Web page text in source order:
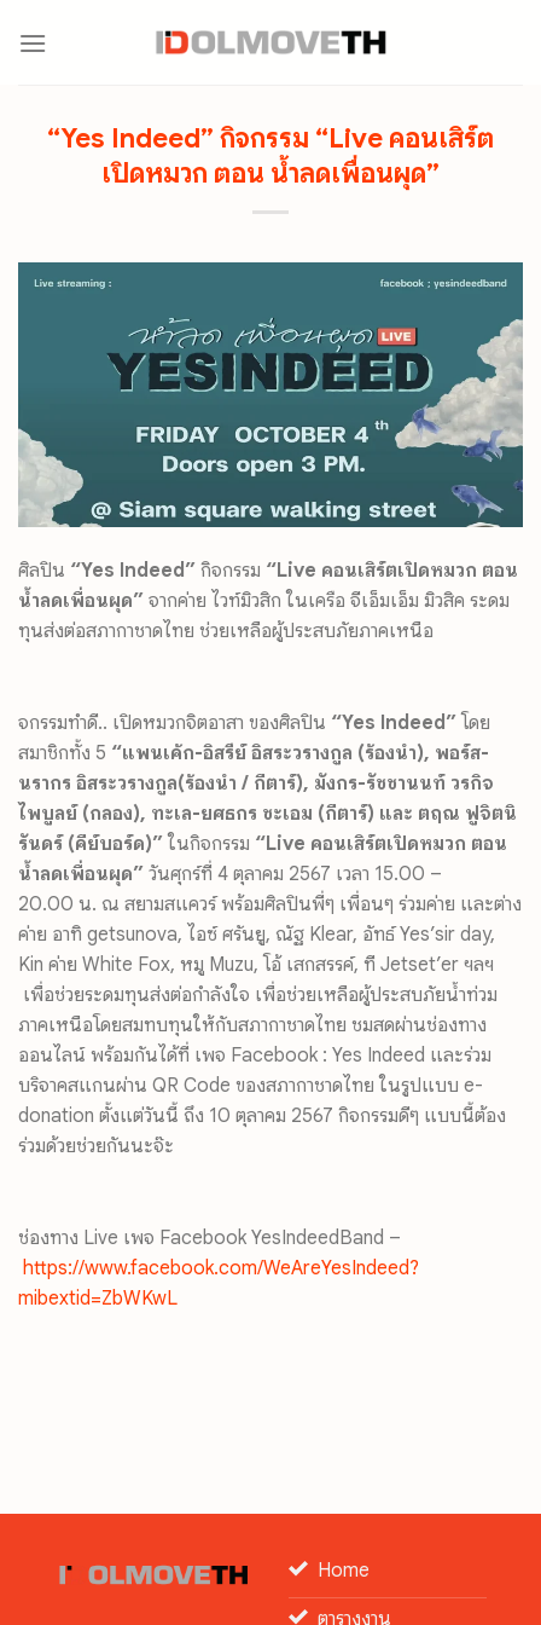
“Yes Indeed” กิจกรรม “Live คอนเสิร์ต
เปิดหมวก ตอน น้ำลดเพื่อนผุด”
ศิลปิน “Yes Indeed” กิจกรรม “Live คอนเสิร์ตเปิดหมวก ตอน
น้ำลดเพื่อนผุด” จากค่าย ไวท์มิวสิก ในเครือ จีเอ็มเอ็ม มิวสิค ระดม
ทุนส่งต่อสภากาชาดไทย ช่วยเหลือผู้ประสบภัยภาคเหนือ
จกรรมทำดี.. เปิดหมวกจิตอาสา ของศิลปิน “Yes Indeed” โดย
สมาชิกทั้ง 5 “แพนเค้ก-อิสรีย์ อิสระวรางกูล (ร้องนำ), พอร์ส-
นรากร อิสระวรางกูล(ร้องนำ / กีตาร์), มังกร-รัชชานนท์ วรกิจ
ไพบูลย์ (กลอง), ทะเล-ยศธกร ชะเอม (กีตาร์) และ ตฤณ ฟูจิตนิ
รันดร์ (คีย์บอร์ด)” ในกิจกรรม “Live คอนเสิร์ตเปิดหมวก ตอน
น้ำลดเพื่อนผุด” วันศุกร์ที่ 4 ตุลาคม 2567 เวลา 15.00 –
20.00 น. ณ สยามสแควร์ พร้อมศิลปินพี่ๆ เพื่อนๆ ร่วมค่าย และต่าง
ค่าย อาทิ getsunova, ไอซ์ ศรันยู, ณัฐ Klear, อัทธ์Yes’sir day,
Kin ค่าย White Fox, หมู Muzu, โอ้ เสกสรรค์, ที Jetset’er ฯลฯ
เพื่อช่วยระดมทุนส่งต่อกำลังใจ เพื่อช่วยเหลือผู้ประสบภัยน้ำท่วม
ภาคเหนือโดยสมทบทุนให้กับสภากาชาดไทย ชมสดผ่านช่องทาง
ออนไลน์ พร้อมกันได้ที่ เพจ Facebook : Yes Indeed และร่วม
บริจาคสแกนผ่าน QR Code ของสภากาชาดไทย ในรูปแบบ e-
donation ตั้งแต่วันนี้ ถึง 10 ตุลาคม 2567 กิจกรรมดีๆ แบบนี้ต้อง
ร่วมด้วยช่วยกันนะจ๊ะ
ช่องทาง Live เพจ Facebook YesIndeedBand –
https://www.facebook.com/WeAreYesIndeed?
mibextid=ZbWKwL
Home
ตารางงาน